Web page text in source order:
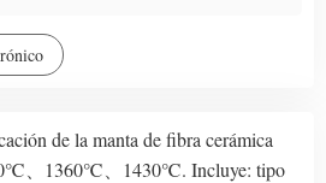
de la manta de fibra cerámica
、1360℃、1430℃. Incluye: tipo